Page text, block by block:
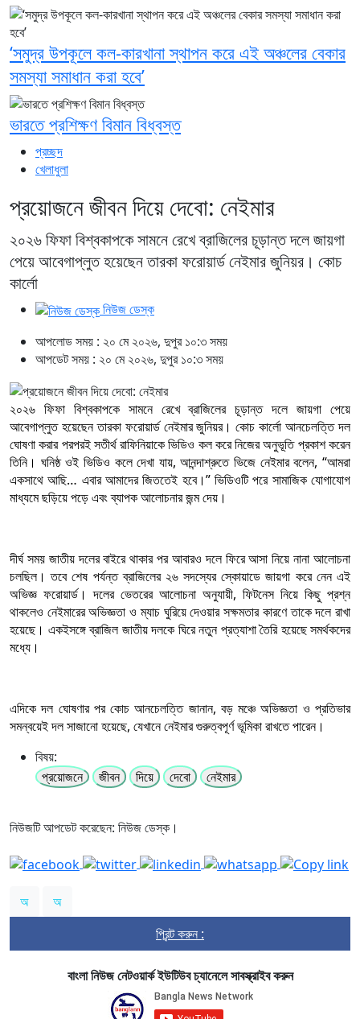
প্রচ্ছদ
খেলাধুলা
প্রয়োজনে জীবন দিয়ে দেবো: নেইমার
২০২৬ ফিফা বিশ্বকাপকে সামনে রেখে ব্রাজিলের চূড়ান্ত দলে জায়গা
পেয়ে আবেগাপ্লুত হয়েছেন তারকা ফরোয়ার্ড নেইমার জুনিয়র। কোচ
কার্লো
নিউজ ডেস্ক
আপলোড সময় : ২০ মে ২০২৬, দুপুর ১০:৩ সময়
আপডেট সময় : ২০ মে ২০২৬, দুপুর ১০:৩ সময়
২০২৬ ফিফা বিশ্বকাপকে সামনে রেখে ব্রাজিলের চূড়ান্ত দলে জায়গা পেয়ে
আবেগাপ্লুত হয়েছেন তারকা ফরোয়ার্ড নেইমার জুনিয়র। কোচ কার্লো আনচেলত্তি দল
ঘোষণা করার পরপরই সতীর্থ রাফিনিয়াকে ভিডিও কল করে নিজের অনুভূতি প্রকাশ করেন
তিনি। ঘনিষ্ঠ ওই ভিডিও কলে দেখা যায়, আনন্দাশ্রুতে ভিজে নেইমার বলেন, “আমরা
একসাথে আছি… এবার আমাদের জিততেই হবে।” ভিডিওটি পরে সামাজিক যোগাযোগ
মাধ্যমে ছড়িয়ে পড়ে এবং ব্যাপক আলোচনার জন্ম দেয়।
দীর্ঘ সময় জাতীয় দলের বাইরে থাকার পর আবারও দলে ফিরে আসা নিয়ে নানা আলোচনা
চলছিল। তবে শেষ পর্যন্ত ব্রাজিলের ২৬ সদস্যের স্কোয়াডে জায়গা করে নেন এই
অভিজ্ঞ ফরোয়ার্ড। দলের ভেতরের আলোচনা অনুযায়ী, ফিটনেস নিয়ে কিছু প্রশ্ন
থাকলেও নেইমারের অভিজ্ঞতা ও ম্যাচ ঘুরিয়ে দেওয়ার সক্ষমতার কারণে তাকে দলে রাখা
হয়েছে। একইসঙ্গে ব্রাজিল জাতীয় দলকে ঘিরে নতুন প্রত্যাশা তৈরি হয়েছে সমর্থকদের
মধ্যে।
এদিকে দল ঘোষণার পর কোচ আনচেলত্তি জানান, বড় মঞ্চে অভিজ্ঞতা ও প্রতিভার
সমন্বয়েই দল সাজানো হয়েছে, যেখানে নেইমার গুরুত্বপূর্ণ ভূমিকা রাখতে পারেন।
বিষয়:
প্রয়োজনে
জীবন দিয়ে দেবো নেইমার
নিউজটি আপডেট করেছেন: নিউজ ডেস্ক।
অ
অ
প্রিন্ট করুন :
বাংলা নিউজ নেটওয়ার্ক ইউটিউব চ্যানেলে সাবস্ক্রাইব করুন
‘সমুদ্র উপকূলে কল-কারখানা স্থাপন করে এই অঞ্চলের বেকার
সমস্যা সমাধান করা হবে’
ভারতে প্রশিক্ষণ বিমান বিধ্বস্ত